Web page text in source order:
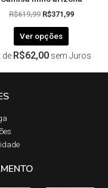
R$619,99 R$371,99
Ver opções
de R$62,00 sem Juros